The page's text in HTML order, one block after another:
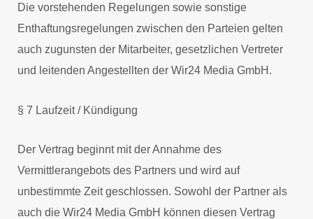
Die vorstehenden Regelungen sowie sonstige
Enthaftungsregelungen zwischen den Parteien gelten
auch zugunsten der Mitarbeiter, gesetzlichen Vertreter
und leitenden Angestellten der Wir24 Media GmbH.
§ 7 Laufzeit / Kündigung
Der Vertrag beginnt mit der Annahme des
Vermittlerangebots des Partners und wird auf
unbestimmte Zeit geschlossen. Sowohl der Partner als
auch die Wir24 Media GmbH können diesen Vertrag